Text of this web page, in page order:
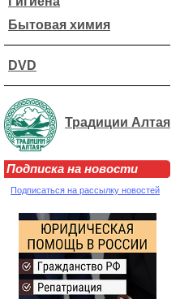
Бытовая химия
DVD
Традиции Алтая
Подписка на новости
Подписаться на рассылку новостей